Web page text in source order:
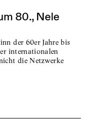
80., Nele
der 60er Jahre bis
internationalen
die Netzwerke